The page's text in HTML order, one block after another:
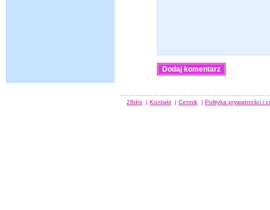
28dni | Kontakt | Cennik | Polityka prywatności i